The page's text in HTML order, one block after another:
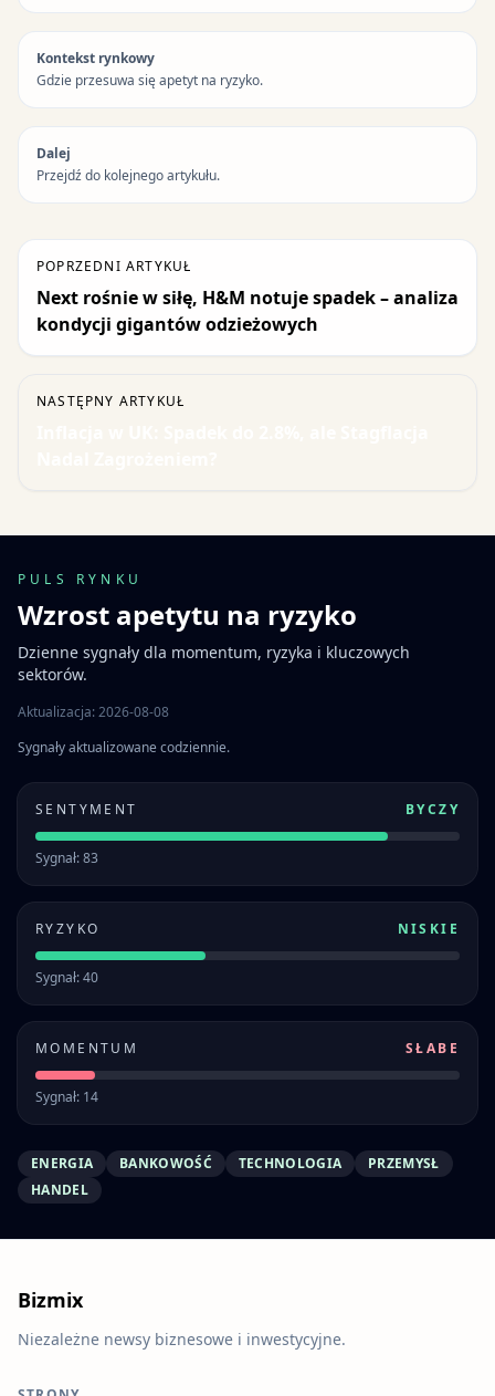
Kontekst rynkowy
Gdzie przesuwa się apetyt na ryzyko.
Dalej
Przejdź do kolejnego artykułu.
POPRZEDNI ARTYKUŁ
Next rośnie w siłę, H&M notuje spadek – analiza
kondycji gigantów odzieżowych
NASTĘPNY ARTYKUŁ
PULS RYNKU
Wzrost apetytu na ryzyko
Dzienne sygnały dla momentum, ryzyka i kluczowych
sektorów.
Aktualizacja: 2026-08-08
Sygnały aktualizowane codziennie.
SENTYMENT BYCZY
Sygnał: 83
RYZYKO NISKIE
Sygnał: 40
MOMENTUM SŁABE
Sygnał: 14
ENERGIA BANKOWOŚĆ TECHNOLOGIA
PRZEMYSŁ
HANDEL
Bizmix
Niezależne newsy biznesowe i inwestycyjne.